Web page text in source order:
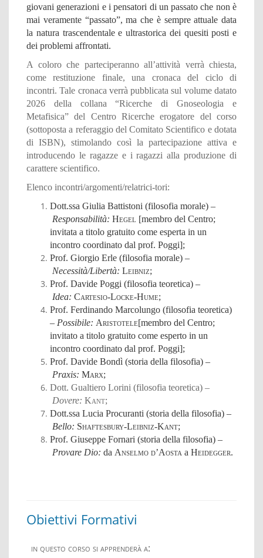
giovani generazioni e i pensatori di un passato che non è
mai veramente “passato”, ma che è sempre attuale data
la natura trascendentale e ultrastorica dei quesiti posti e
dei problemi affrontati.
A coloro che parteciperanno all’attività verrà chiesta,
come restituzione finale, una cronaca del ciclo di
incontri. Tale cronaca verrà pubblicata sul volume datato
2026 della collana “Ricerche di Gnoseologia e
Metafisica” del Centro Ricerche erogatore del corso
(sottoposta a referaggio del Comitato Scientifico e dotata
di ISBN), stimolando così la partecipazione attiva e
introducendo le ragazze e i ragazzi alla produzione di
carattere scientifico.
Elenco incontri/argomenti/relatrici-tori:
Dott.ssa Giulia Battistoni (filosofia morale) –
Responsabilità: Hegel [membro del Centro;
invitata a titolo gratuito come esperta in un
incontro coordinato dal prof. Poggi];
Prof. Giorgio Erle (filosofia morale) –
Necessità/Libertà: Leibniz;
Prof. Davide Poggi (filosofia teoretica) –
Idea: Cartesio-Locke-Hume;
Prof. Ferdinando Marcolungo (filosofia teoretica)
– Possibile: Aristotele[membro del Centro;
invitato a titolo gratuito come esperto in un
incontro coordinato dal prof. Poggi];
Prof. Davide Bondì (storia della filosofia) –
Praxis: Marx;
Dott. Gualtiero Lorini (filosofia teoretica) –
Dovere: Kant;
Dott.ssa Lucia Procuranti (storia della filosofia) –
Bello: Shaftesbury-Leibniz-Kant;
Prof. Giuseppe Fornari (storia della filosofia) –
Provare Dio: da Anselmo d’Aosta a Heidegger.
Obiettivi Formativi
in questo corso si apprenderà a: